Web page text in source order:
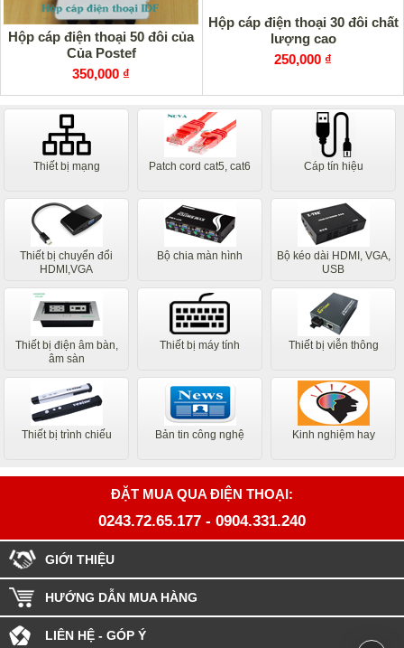
Hộp cáp điện thoại 50 đôi của
Của Postef
350,000 ₫
Hộp cáp điện thoại 30 đôi chất
lượng cao
250,000 ₫
Thiết bị mạng Patch cord cat5, cat6 Cáp tín hiệu
Thiết bị chuyển đổi
HDMI,VGA
Bộ chia màn hình
Bộ kéo dài HDMI, VGA,
USB
Thiết bị điện âm bàn,
âm sàn
Thiết bị máy tính Thiết bị viễn thông
Thiết bị trình chiếu Bản tin công nghệ Kinh nghiệm hay
ĐẶT MUA QUA ĐIỆN THOẠI:
0243.72.65.177 - 0904.331.240
GIỚI THIỆU
HƯỚNG DẪN MUA HÀNG
LIÊN HỆ - GÓP Ý